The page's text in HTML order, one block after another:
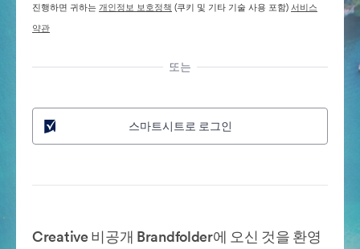
진행하면 귀하는개인정보 보호정책 (쿠키 및 기타 기술 사용 포함)서비스
약관
또는
스마트시트로 로그인
Creative 비공개 Brandfolder에 오신 것을 환영